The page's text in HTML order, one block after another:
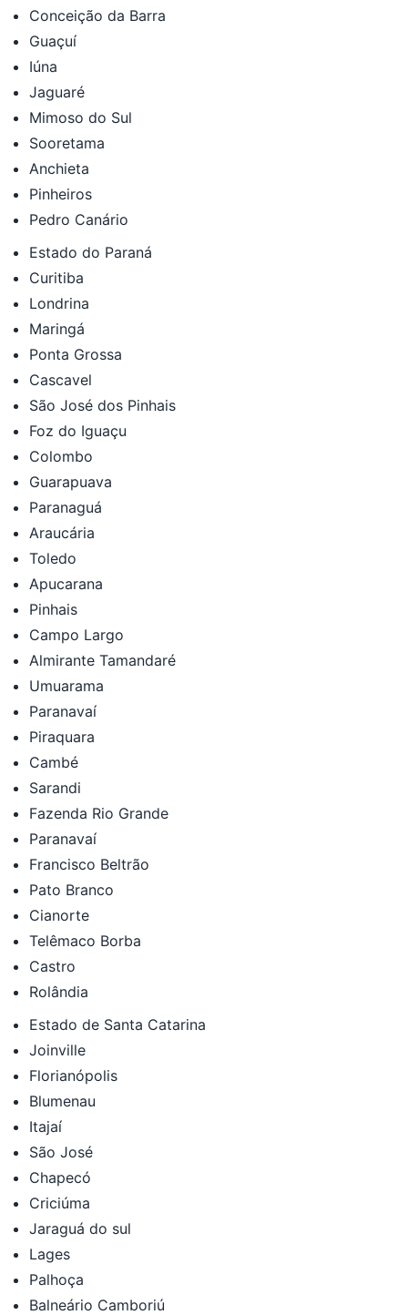
Conceição da Barra
Guaçuí
Iúna
Jaguaré
Mimoso do Sul
Sooretama
Anchieta
Pinheiros
Pedro Canário
Estado do Paraná
Curitiba
Londrina
Maringá
Ponta Grossa
Cascavel
São José dos Pinhais
Foz do Iguaçu
Colombo
Guarapuava
Paranaguá
Araucária
Toledo
Apucarana
Pinhais
Campo Largo
Almirante Tamandaré
Umuarama
Paranavaí
Piraquara
Cambé
Sarandi
Fazenda Rio Grande
Paranavaí
Francisco Beltrão
Pato Branco
Cianorte
Telêmaco Borba
Castro
Rolândia
Estado de Santa Catarina
Joinville
Florianópolis
Blumenau
Itajaí
São José
Chapecó
Criciúma
Jaraguá do sul
Lages
Palhoça
Balneário Camboriú